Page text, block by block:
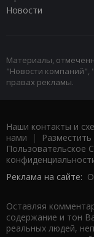
Новости
Материалы,
"Новости компаний",
правах рекламы.
Наши контакты и
нами |
Пользовательское
Реклама на сайте:
Оставляя
содержание и тон
реальных людей,